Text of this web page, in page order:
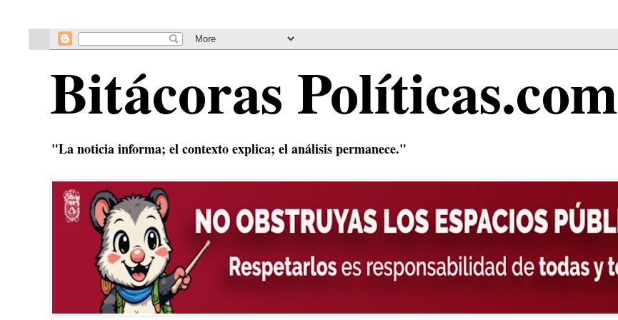
Bitácoras Políticas.com
"La noticia informa; el contexto explica; el análisis permanece."